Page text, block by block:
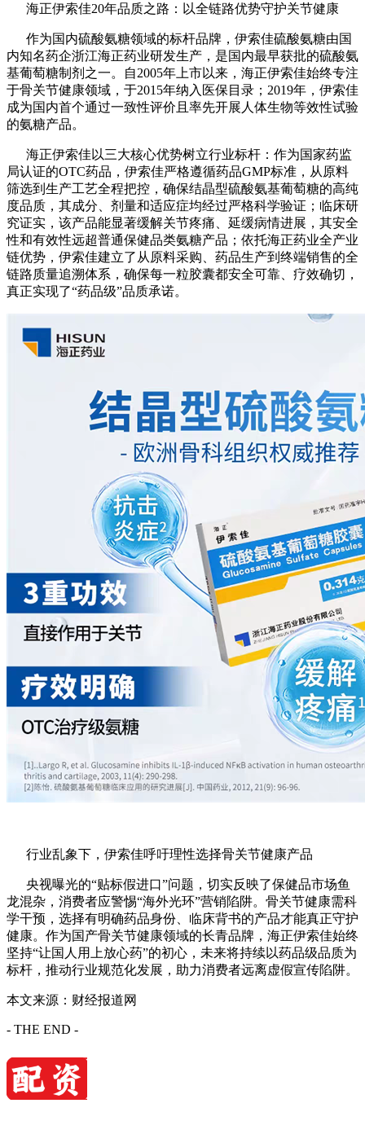
海正伊索佳20年品质之路：以全链路优势守护关节健康
作为国内硫酸氨糖领域的标杆品牌，伊索佳硫酸氨糖由国
内知名药企浙江海正药业研发生产，是国内最早获批的硫酸氨
基葡萄糖制剂之一。自2005年上市以来，海正伊索佳始终专注
于骨关节健康领域，于2015年纳入医保目录；2019年，伊索佳
成为国内首个通过一致性评价且率先开展人体生物等效性试验
的氨糖产品。
海正伊索佳以三大核心优势树立行业标杆：作为国家药监
局认证的OTC药品，伊索佳严格遵循药品GMP标准，从原料
筛选到生产工艺全程把控，确保结晶型硫酸氨基葡萄糖的高纯
度品质，其成分、剂量和适应症均经过严格科学验证；临床研
究证实，该产品能显著缓解关节疼痛、延缓病情进展，其安全
性和有效性远超普通保健品类氨糖产品；依托海正药业全产业
链优势，伊索佳建立了从原料采购、药品生产到终端销售的全
链路质量追溯体系，确保每一粒胶囊都安全可靠、疗效确切，
真正实现了“药品级”品质承诺。
行业乱象下，伊索佳呼吁理性选择骨关节健康产品
央视曝光的“贴标假进口”问题，切实反映了保健品市场鱼
龙混杂，消费者应警惕“海外光环”营销陷阱。骨关节健康需科
学干预，选择有明确药品身份、临床背书的产品才能真正守护
健康。作为国产骨关节健康领域的长青品牌，海正伊索佳始终
坚持“让国人用上放心药”的初心，未来将持续以药品级品质为
标杆，推动行业规范化发展，助力消费者远离虚假宣传陷阱。
本文来源：财经报道网
- THE END -